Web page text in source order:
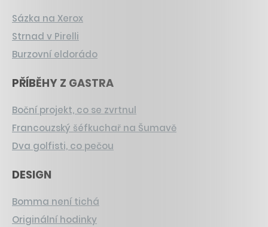
Sázka na Xerox
Strnad v Pirelli
Burzovní eldorádo
PŘÍBĚHY Z GASTRA
Boční projekt, co se zvrtnul
Francouzský šéfkuchař na Šumavě
Dva golfisti, co pečou
DESIGN
Bomma není tichá
Originální hodinky